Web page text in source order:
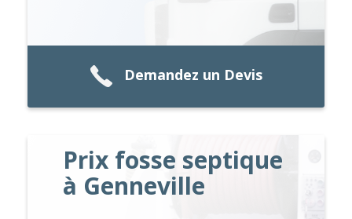
Demandez un Devis
Prix fosse septique
à Genneville